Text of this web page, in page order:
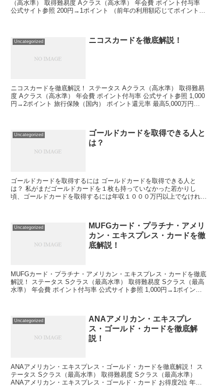
（高水準） 取得難易度 Aクラス（高水準） 年会費 ポイント付与率
公式サイト参照 200円→1ポイント （前年の利用額応じてポイント率
Uncategorized ニコスカードを徹底解説！
ニコスカードを徹底解説！ ステータス Aクラス（高水準） 取得難易
度 Aクラス（高水準） 年会費 ポイント付与率 公式サイト参照 1,000
円→2ポイント 旅行保険（国内） ポイント還元率 最高5,000万円
Uncategorized
ゴールドカードを取得できる人と
は？
ゴールドカードを取得するには ゴールドカードを取得できる人と
は？ 私がまだゴールドカードを１枚も持っていなかった若かりし
頃、ゴールドカードを取得するには年収１０００万円以上でなければ
Uncategorized
MUFGカード・プラチナ・アメリ
カン・エキスプレス・カードを徹
底解説！
MUFGカード・プラチナ・アメリカン・エキスプレス・カードを徹底
解説！ ステータス Sクラス（最高水準） 取得難易度 Sクラス（最高
水準） 年会費 ポイント付与率 公式サイト参照 1,000円→1ポイント
Uncategorized
ANAアメリカン・エキスプレ
ス・ゴールド・カードを徹底解
説！
ANAアメリカン・エキスプレス・ゴールド・カードを徹底解説！ ス
テータス Sクラス（最高水準） 取得難易度 Sクラス（最高水準）
ANAアメリカン・エキスプレス・ゴールド・カード お得度2位 年会